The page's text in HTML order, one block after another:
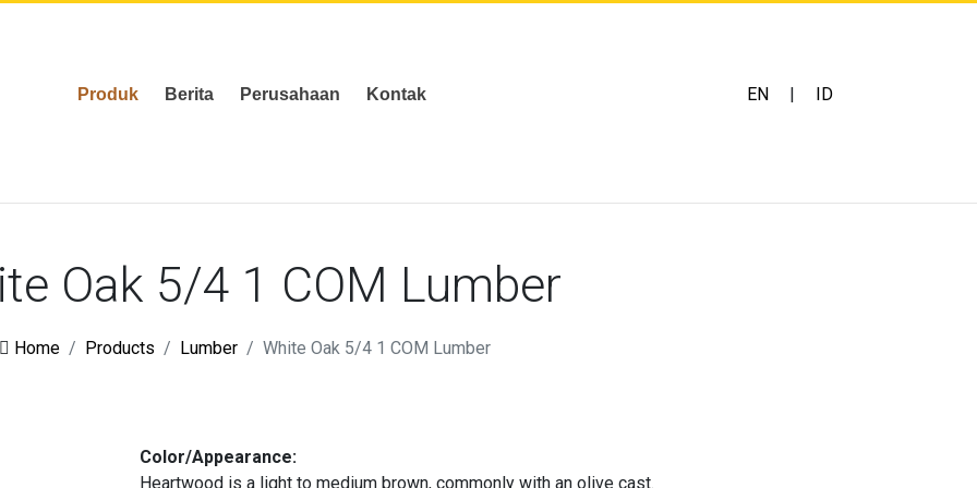
Produk Berita Perusahaan Kontak EN | ID
Oak 5/4 1 COM Lumber
Home Products Lumber White Oak 5/4 1 COM Lumber
Color/Appearance:
Heartwood is a light to medium brown, commonly with an olive cast.